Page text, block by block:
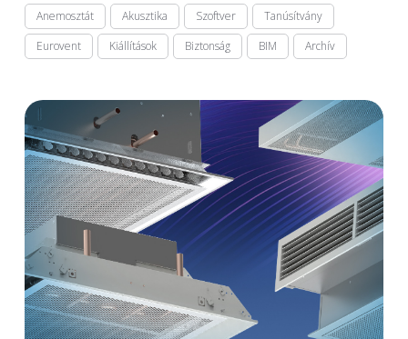
Anemosztát
Akusztika Szoftver
Tanúsítvány
Eurovent
Kiállítások Biztonság BIM Archív